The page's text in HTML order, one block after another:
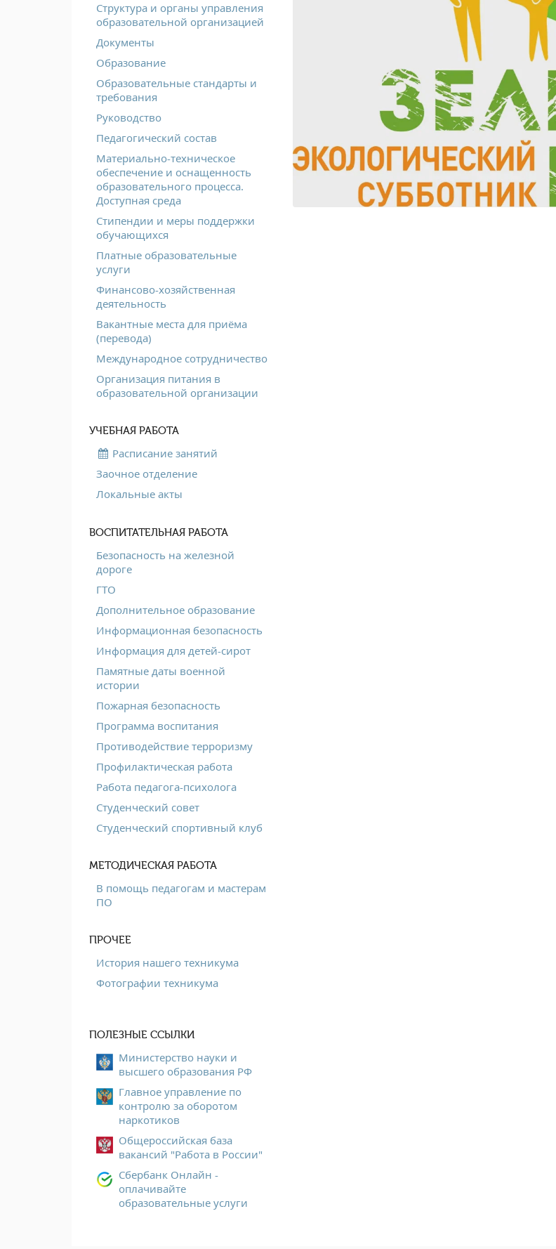
Структура и органы управления
образовательной организацией
Документы
Образование
Образовательные стандарты и
требования
Руководство
Педагогический состав
Материально-техническое
обеспечение и оснащенность
образовательного процесса.
Доступная среда
Стипендии и меры поддержки
обучающихся
Платные образовательные
услуги
Финансово-хозяйственная
деятельность
Вакантные места для приёма
(перевода)
Международное сотрудничество
Организация питания в
образовательной организации
УЧЕБНАЯ РАБОТА
Расписание занятий
Заочное отделение
Локальные акты
ВОСПИТАТЕЛЬНАЯ РАБОТА
Безопасность на железной
дороге
ГТО
Дополнительное образование
Информационная безопасность
Информация для детей-сирот
Памятные даты военной
истории
Пожарная безопасность
Программа воспитания
Противодействие терроризму
Профилактическая работа
Работа педагога-психолога
Студенческий совет
Студенческий спортивный клуб
МЕТОДИЧЕСКАЯ РАБОТА
В помощь педагогам и мастерам
ПО
ПРОЧЕЕ
История нашего техникума
Фотографии техникума
ПОЛЕЗНЫЕ ССЫЛКИ
Министерство науки и
высшего образования РФ
Главное управление по
контролю за оборотом
наркотиков
Общероссийская база
вакансий "Работа в России"
Сбербанк Онлайн -
оплачивайте
образовательные услуги